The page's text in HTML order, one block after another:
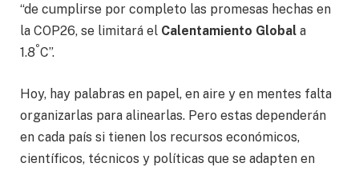
“de cumplirse por completo las promesas hechas en
la COP26, se limitará el Calentamiento Global a
1.8°C”.
Hoy, hay palabras en papel, en aire y en mentes falta
organizarlas para alinearlas. Pero estas dependerán
en cada país si tienen los recursos económicos,
científicos, técnicos y políticas que se adapten en